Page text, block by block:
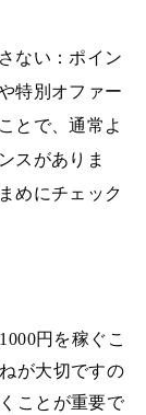
ない：ポイン
特別オファー
とで、通常よ
スがありま
めにチェック
円を稼ぐこ
が大切ですの
ことが重要で